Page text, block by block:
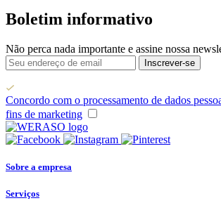
Boletim informativo
Não perca nada importante e assine nossa
Inscrever-se
Concordo com o processamento de dados
fins de marketing
Sobre a empresa
Serviços